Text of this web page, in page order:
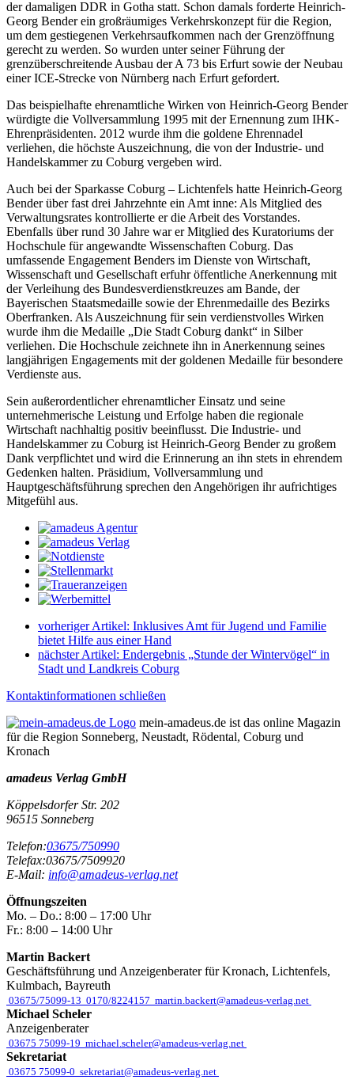
der damaligen DDR in Gotha statt. Schon damals forderte Heinrich-
Georg Bender ein großräumiges Verkehrskonzept für die Region,
um dem gestiegenen Verkehrsaufkommen nach der Grenzöffnung
gerecht zu werden. So wurden unter seiner Führung der
grenzüberschreitende Ausbau der A 73 bis Erfurt sowie der Neubau
einer ICE-Strecke von Nürnberg nach Erfurt gefordert.
Das beispielhafte ehrenamtliche Wirken von Heinrich-Georg Bender
würdigte die Vollversammlung 1995 mit der Ernennung zum IHK-
Ehrenpräsidenten. 2012 wurde ihm die goldene Ehrennadel
verliehen, die höchste Auszeichnung, die von der Industrie- und
Handelskammer zu Coburg vergeben wird.
Auch bei der Sparkasse Coburg – Lichtenfels hatte Heinrich-Georg
Bender über fast drei Jahrzehnte ein Amt inne: Als Mitglied des
Verwaltungsrates kontrollierte er die Arbeit des Vorstandes.
Ebenfalls über rund 30 Jahre war er Mitglied des Kuratoriums der
Hochschule für angewandte Wissenschaften Coburg. Das
umfassende Engagement Benders im Dienste von Wirtschaft,
Wissenschaft und Gesellschaft erfuhr öffentliche Anerkennung mit
der Verleihung des Bundesverdienstkreuzes am Bande, der
Bayerischen Staatsmedaille sowie der Ehrenmedaille des Bezirks
Oberfranken. Als Auszeichnung für sein verdienstvolles Wirken
wurde ihm die Medaille „Die Stadt Coburg dankt“ in Silber
verliehen. Die Hochschule zeichnete ihn in Anerkennung seines
langjährigen Engagements mit der goldenen Medaille für besondere
Verdienste aus.
Sein außerordentlicher ehrenamtlicher Einsatz und seine
unternehmerische Leistung und Erfolge haben die regionale
Wirtschaft nachhaltig positiv beeinflusst. Die Industrie- und
Handelskammer zu Coburg ist Heinrich-Georg Bender zu großem
Dank verpflichtet und wird die Erinnerung an ihn stets in ehrendem
Gedenken halten. Präsidium, Vollversammlung und
Hauptgeschäftsführung sprechen den Angehörigen ihr aufrichtiges
Mitgefühl aus.
vorheriger Artikel: Inklusives Amt für Jugend und Familie
bietet Hilfe aus einer Hand
nächster Artikel: Endergebnis „Stunde der Wintervögel“ in
Stadt und Landkreis Coburg
Kontaktinformationen schließen
mein-amadeus.de ist das online Magazin
für die Region Sonneberg, Neustadt, Rödental, Coburg und
Kronach
amadeus Verlag GmbH
Köppelsdorfer Str. 202
96515 Sonneberg
Telefon:03675/750990
Telefax:03675/7509920
E-Mail: info@amadeus-verlag.net
Öffnungszeiten
Mo. – Do.: 8:00 – 17:00 Uhr
Fr.: 8:00 – 14:00 Uhr
Martin Backert
Geschäftsführung und Anzeigenberater für Kronach, Lichtenfels,
Kulmbach, Bayreuth
03675/75099-13 0170/8224157 martin.backert@amadeus-verlag.net
Michael Scheler
Anzeigenberater
03675 75099-19 michael.scheler@amadeus-verlag.net
Sekretariat
03675 75099-0 sekretariat@amadeus-verlag.net